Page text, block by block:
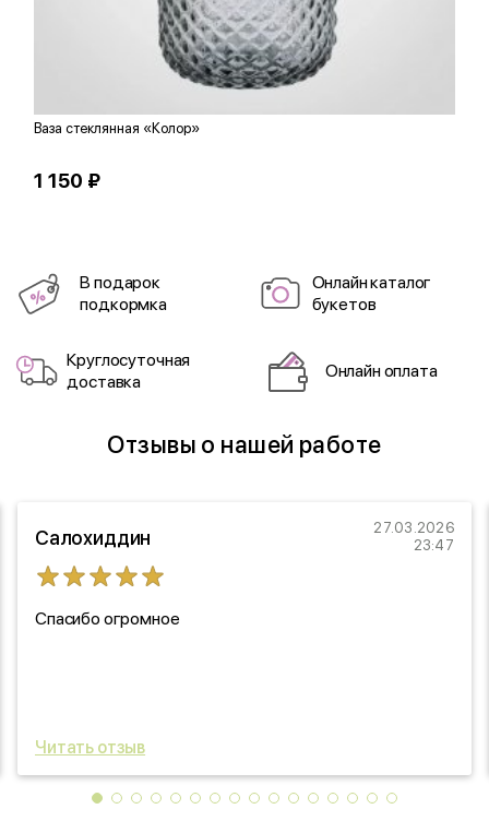
Ваза стеклянная «Колор»
1 150 ₽
В подарок
подкормка
Онлайн каталог
букетов
Круглосуточная
доставка
Онлайн оплата
Отзывы о нашей работе
Салохиддин
27.03.2026
23:47
Спасибо огромное
Читать отзыв